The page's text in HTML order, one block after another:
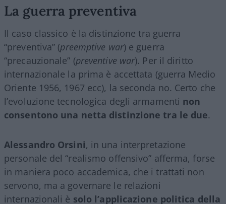
La guerra preventiva
Il caso classico è la distinzione tra guerra
“preventiva” (preemptive war) e guerra
“precauzionale” (preventive war). Per il diritto
internazionale la prima è accettata (guerra Medio
Oriente 1956, 1967 ecc), la seconda no. Certo che
l’evoluzione tecnologica degli armamenti non
consentono una netta distinzione tra le due.
Alessandro Orsini, in una interpretazione
personale del “realismo offensivo” afferma, forse
in maniera poco accademica, che i trattati non
servono, ma a governare le relazioni
internazionali è solo l’applicazione politica della